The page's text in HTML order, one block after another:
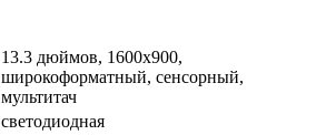
13.3 дюймов, 1600x900,
широкоформатный, сенсорный,
мультитач
светодиодная